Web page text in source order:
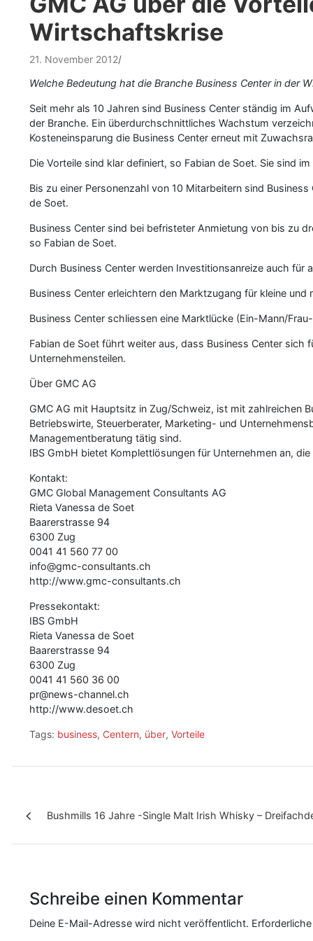
Wirtschaftskrise
21. November 2012
Welche Bedeutung hat die Branche Business Center in der
Seit mehr als 10 Jahren sind Business Center ständig im
der Branche. Ein überdurchschnittliches Wachstum
Kosteneinsparung die Business Center erneut mit
Die Vorteile sind klar definiert, so Fabian de Soet. Sie sind
Bis zu einer Personenzahl von 10 Mitarbeitern sind
de Soet.
Business Center sind bei befristeter Anmietung von bis zu
so Fabian de Soet.
Durch Business Center werden Investitionsanreize auch für
Business Center erleichtern den Marktzugang für kleine und
Business Center schliessen eine Marktlücke (Ein-Mann/
Fabian de Soet führt weiter aus, dass Business Center
Unternehmensteilen.
Über GMC AG
GMC AG mit Hauptsitz in Zug/Schweiz, ist mit zahlreichen
Betriebswirte, Steuerberater, Marketing- und
Managementberatung tätig sind.
IBS GmbH bietet Komplettlösungen für Unternehmen an,
Kontakt:
GMC Global Management Consultants AG
Rieta Vanessa de Soet
Baarerstrasse 94
6300 Zug
0041 41 560 77 00
info@gmc-consultants.ch
http://www.gmc-consultants.ch
Pressekontakt:
IBS GmbH
Rieta Vanessa de Soet
Baarerstrasse 94
6300 Zug
0041 41 560 36 00
pr@news-channel.ch
http://www.desoet.ch
Tags: business, Centern, über, Vorteile
i
Bushmills 16 Jahre -Single Malt Irish Whisky –
Schreibe einen Kommentar
Deine E-Mail-Adresse wird nicht veröffentlicht.